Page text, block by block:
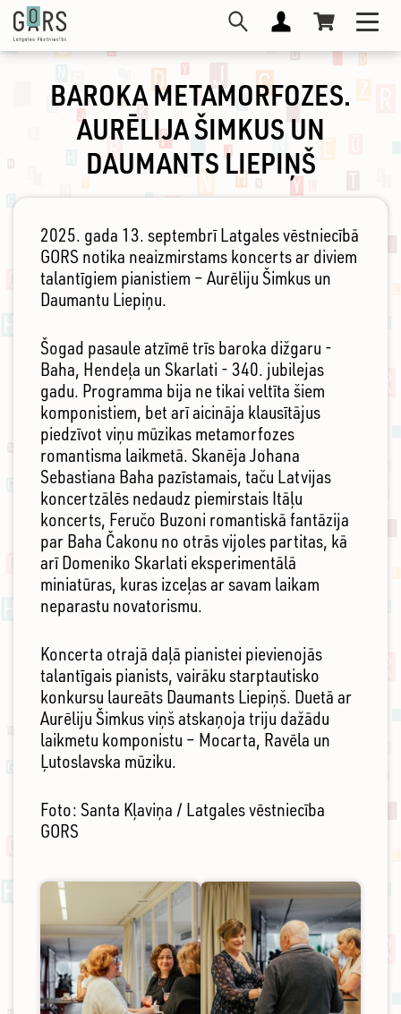
Skip
main
content
BAROKA METAMORFOZES.
AURĒLIJA ŠIMKUS UN
DAUMANTS LIEPIŅŠ
2025. gada 13. septembrī Latgales vēstniecībā
GORS notika neaizmirstams koncerts ar diviem
talantīgiem pianistiem – Aurēliju Šimkus un
Daumantu Liepiņu.
Šogad pasaule atzīmē trīs baroka dižgaru -
Baha, Hendeļa un Skarlati - 340. jubilejas
gadu. Programma bija ne tikai veltīta šiem
komponistiem, bet arī aicināja klausītājus
piedzīvot viņu mūzikas metamorfozes
romantisma laikmetā. Skanēja Johana
Sebastiana Baha pazīstamais, taču Latvijas
koncertzālēs nedaudz piemirstais Itāļu
koncerts, Feručo Buzoni romantiskā fantāzija
par Baha Čakonu no otrās vijoles partitas, kā
arī Domeniko Skarlati eksperimentālā
miniatūras, kuras izceļas ar savam laikam
neparastu novatorismu.
Koncerta otrajā daļā pianistei pievienojās
talantīgais pianists, vairāku starptautisko
konkursu laureāts Daumants Liepiņš. Duetā ar
Aurēliju Šimkus viņš atskaņoja triju dažādu
laikmetu komponistu – Mocarta, Ravēla un
Ļutoslavska mūziku.
Foto: Santa Kļaviņa / Latgales vēstniecība
GORS